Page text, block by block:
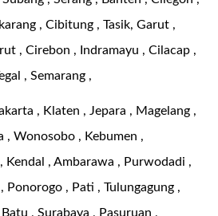
, Cibitung , Tasik, Garut ,
, Cirebon , Indramayu , Cilacap ,
, Semarang ,
, Klaten , Jepara , Magelang ,
, Wonosobo , Kebumen ,
Kendal , Ambarawa , Purwodadi ,
Ponorogo , Pati , Tulungagung ,
, Surabaya , Pasuruan ,